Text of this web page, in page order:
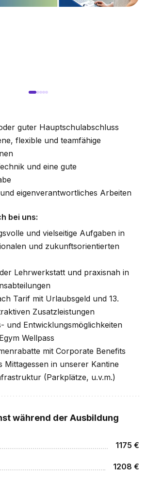
guter Hauptschulabschluss
flexible und teamfähige
und eine gute
eigenverantwortliches Arbeiten
bei uns:
und vielseitige Aufgaben in
und zukunftsorientierten
Lehrwerkstatt und praxisnah in
Tarif mit Urlaubsgeld und 13.
Zusatzleistungen
und Entwicklungsmöglichkeiten
Wellpass
mit Corporate Benefits
Mittagessen in unserer Kantine
(Parkplätze, u.v.m.)
während der Ausbildung
1175 €
1208 €